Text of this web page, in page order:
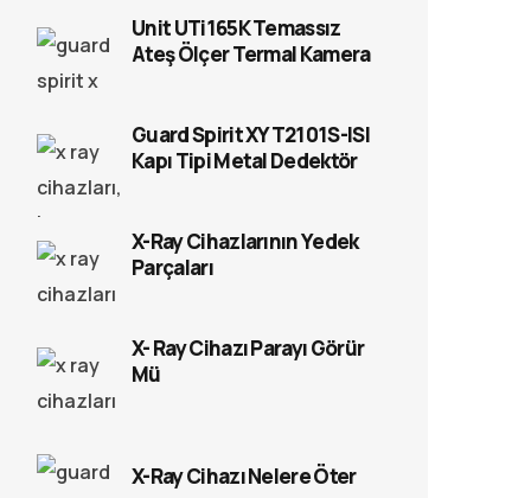
Unit UTi165K Temassız
Ateş Ölçer Termal Kamera
Guard Spirit XYT2101S-ISI
Kapı Tipi Metal Dedektör
X-Ray Cihazlarının Yedek
Parçaları
X- Ray Cihazı Parayı Görür
Mü
X-Ray Cihazı Nelere Öter